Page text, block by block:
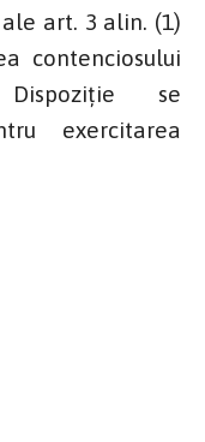
art. 3 alin. (1)
contenciosului
se
exercitarea